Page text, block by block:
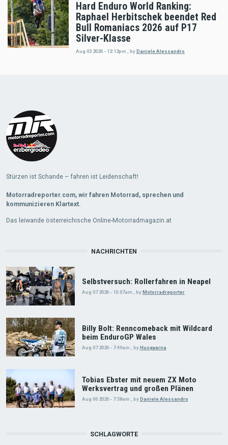
Hard Enduro World Ranking:
Raphael Herbitschek beendet Red
Bull Romaniacs 2026 auf P17
Silver-Klasse
Aug 03 2026 - 12:12pm byDaniele Alessandro
Stürzen ist Schande – fahren ist Leidenschaft!
Motorradreporter.com, wir fahren Motorrad, sprechen und
kommunizieren Klartext.
Das leiwande österreichische Online-Motorradmagazin.at
NACHRICHTEN
Selbstversuch: Rollerfahren in Neapel
Aug 07 2026 - 10:07am byMotorradreporter
Billy Bolt: Renncomeback mit Wildcard
beim EnduroGP Wales
Aug 07 2026 - 7:49am , byHusqvarna
Tobias Ebster mit neuem ZX Moto
Werksvertrag und großen Plänen
Aug 06 2026 - 7:58am byDaniele Alessandro
SCHLAGWORTE